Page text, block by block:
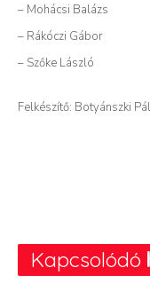
– Mohácsi Balázs
– Rákóczi Gábor
– Szőke László
Felkészítő: Botyánszki
Kapcsolódó